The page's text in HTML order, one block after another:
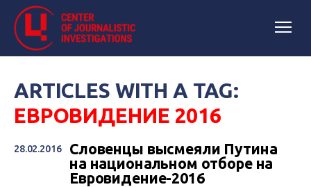
ARTICLES WITH A TAG:
ЕВРОВИДЕНИЕ 2016
28.02.2016
Словенцы высмеяли Путина
на национальном отборе на
Евровидение-2016